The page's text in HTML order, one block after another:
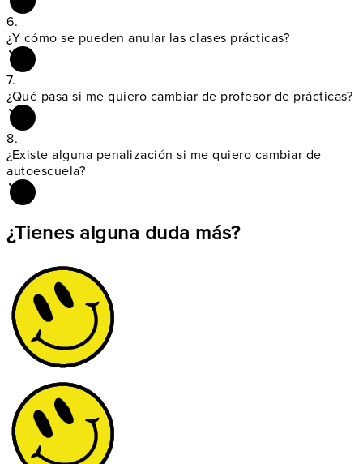
6.
¿Y cómo se pueden anular las clases prácticas?
7.
¿Qué pasa si me quiero cambiar de profesor de prácticas?
8.
¿Existe alguna penalización si me quiero cambiar de
autoescuela?
¿Tienes alguna duda más?